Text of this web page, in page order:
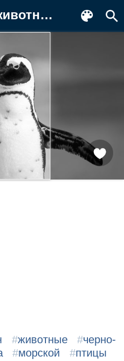
для телефона
#животные #черно-
#морской #птицы